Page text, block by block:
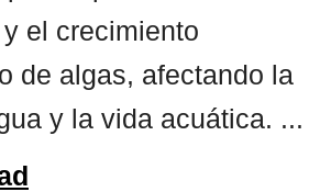
el crecimiento
de algas, afectando la
y la vida acuática. ...